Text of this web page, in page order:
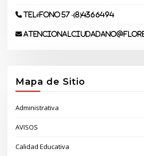
Teléfono 57 -(8)4366494
Mapa de Sitio
Administrativa
AVISOS
Calidad Educativa